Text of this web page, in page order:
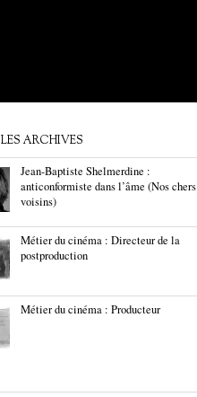
ARCHIVES
Jean-Baptiste Shelmerdine :
anticonformiste dans l’âme (Nos chers
voisins)
Métier du cinéma : Directeur de la
postproduction
Métier du cinéma : Producteur